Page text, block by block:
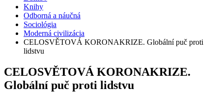
Knihy
Odborná a náučná
Sociológia
Moderná civilizácia
CELOSVĚTOVÁ KORONAKRIZE. Globální puč proti
lidstvu
CELOSVĚTOVÁ KORONAKRIZE.
Globální puč proti lidstvu